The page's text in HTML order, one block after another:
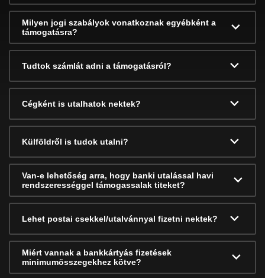
Milyen jogi szabályok vonatkoznak egyébként a
támogatásra?
Tudtok számlát adni a támogatásról?
Cégként is utalhatok nektek?
Külföldről is tudok utalni?
Van-e lehetőség arra, hogy banki utalással havi
rendszerességgel támogassalak titeket?
Lehet postai csekkel/utalvánnyal fizetni nektek?
Miért vannak a bankkártyás fizetések
minimumösszegekhez kötve?